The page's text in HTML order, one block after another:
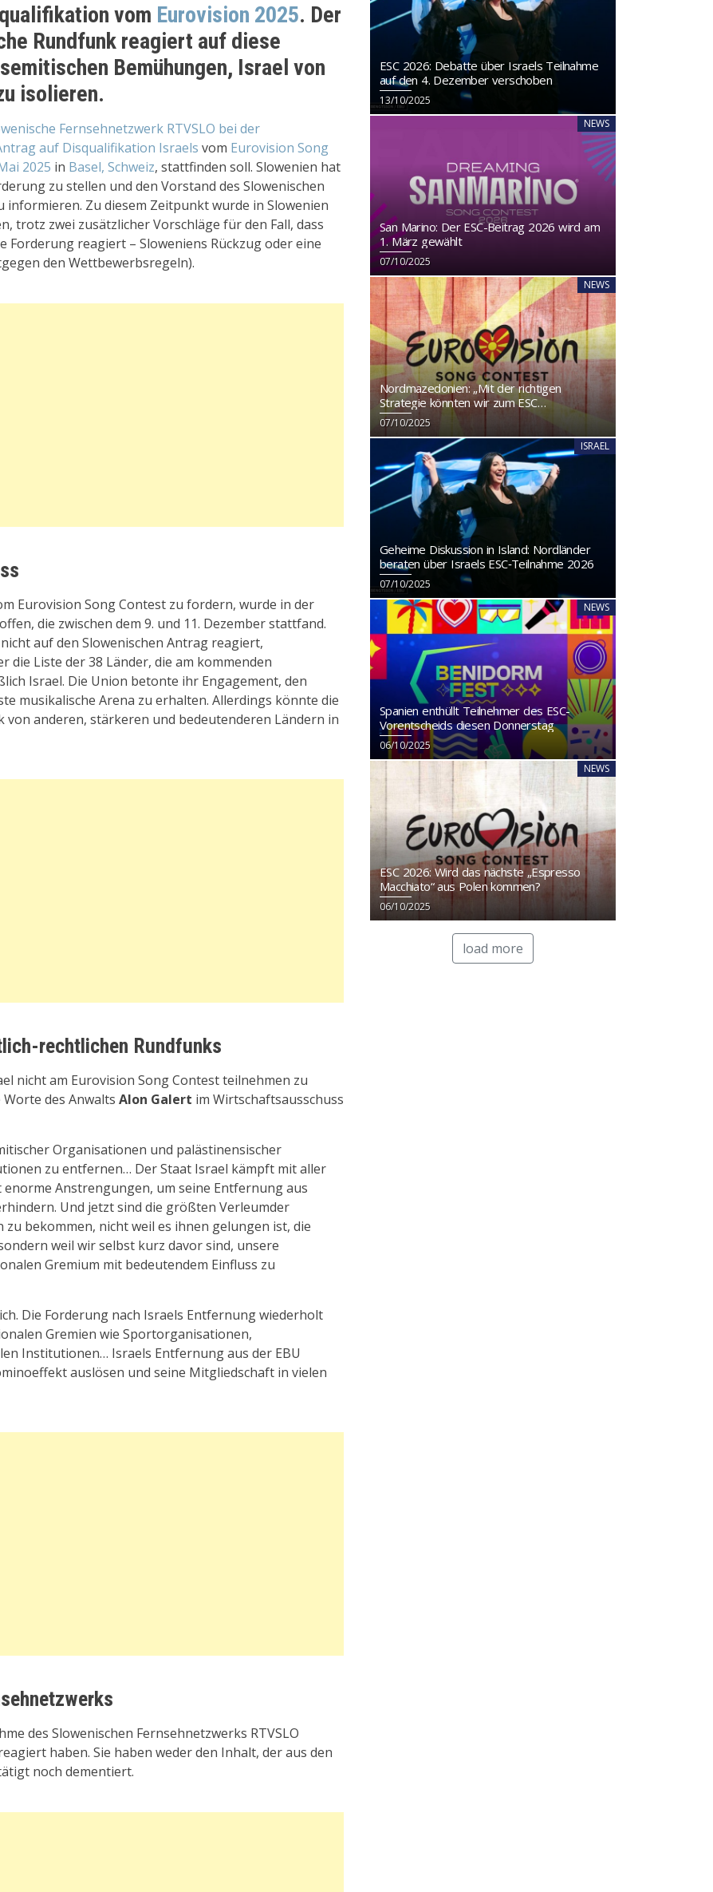
vom Eurovision 2025. Der
Rundfunk reagiert auf diese
Bemühungen, Israel von
isolieren.
Fernsehnetzwerk RTVSLO bei der
auf Disqualifikation Israels vom Eurovision Song
2025 in Basel, Schweiz, stattfinden soll. Slowenien hat
zu stellen und den Vorstand des Slowenischen
Zu diesem Zeitpunkt wurde in Slowenien
trotz zwei zusätzlicher Vorschläge für den Fall, dass
reagiert – Sloweniens Rückzug oder eine
den Wettbewerbsregeln).
Eurovision Song Contest zu fordern, wurde in der
die zwischen dem 9. und 11. Dezember stattfand.
auf den Slowenischen Antrag reagiert,
die Liste der 38 Länder, die am kommenden
Israel. Die Union betonte ihr Engagement, den
musikalische Arena zu erhalten. Allerdings könnte die
anderen, stärkeren und bedeutenderen Ländern in
rechtlichen Rundfunks
nicht am Eurovision Song Contest teilnehmen zu
des Anwalts Alon Galert im Wirtschaftsausschuss
Organisationen und palästinensischer
zu entfernen… Der Staat Israel kämpft mit aller
Anstrengungen, um seine Entfernung aus
Und jetzt sind die größten Verleumder
bekommen, nicht weil es ihnen gelungen ist, die
weil wir selbst kurz davor sind, unsere
Gremium mit bedeutendem Einfluss zu
Die Forderung nach Israels Entfernung wiederholt
Gremien wie Sportorganisationen,
Institutionen… Israels Entfernung aus der EBU
auslösen und seine Mitgliedschaft in vielen
des Slowenischen Fernsehnetzwerks RTVSLO
haben. Sie haben weder den Inhalt, der aus den
noch dementiert.
ESC 2026: Debatte über Israels Teilnahme
auf den 4. Dezember verschoben
13/10/2025
NEWS
San Marino: Der ESC-Beitrag 2026 wird am
1. März gewählt
07/10/2025
NEWS
Nordmazedonien: „Mit der richtigen
Strategie könnten wir zum ESC
zurückkehren“
07/10/2025
ISRAEL
Geheime Diskussion in Island: Nordländer
beraten über Israels ESC‑Teilnahme 2026
07/10/2025
NEWS
Spanien enthüllt Teilnehmer des ESC-
Vorentscheids diesen Donnerstag
06/10/2025
NEWS
ESC 2026: Wird das nächste „Espresso
Macchiato“ aus Polen kommen?
06/10/2025
load more